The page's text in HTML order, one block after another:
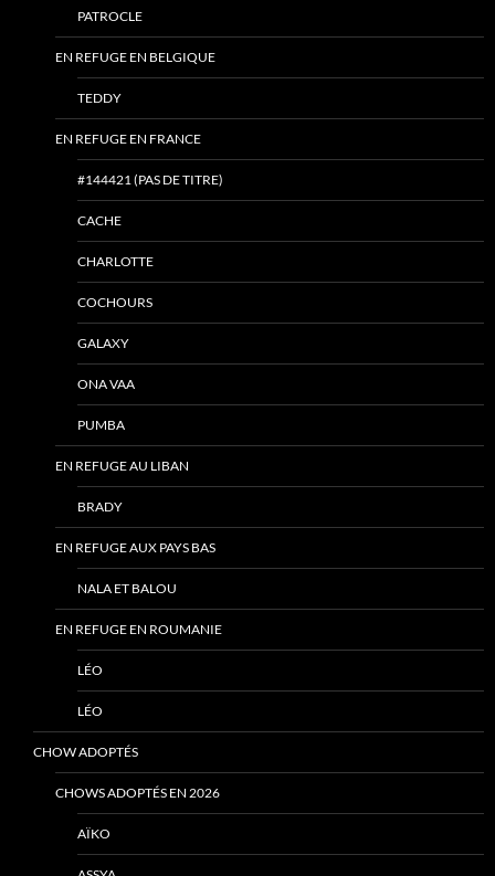
PATROCLE
EN REFUGE EN BELGIQUE
TEDDY
EN REFUGE EN FRANCE
#144421 (PAS DE TITRE)
CACHE
CHARLOTTE
COCHOURS
GALAXY
ONA VAA
PUMBA
EN REFUGE AU LIBAN
BRADY
EN REFUGE AUX PAYS BAS
NALA ET BALOU
EN REFUGE EN ROUMANIE
LÉO
LÉO
CHOW ADOPTÉS
CHOWS ADOPTÉS EN 2026
AÏKO